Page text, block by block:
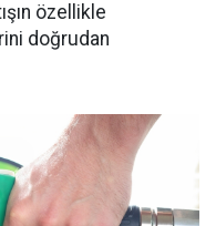
özellikle
doğrudan